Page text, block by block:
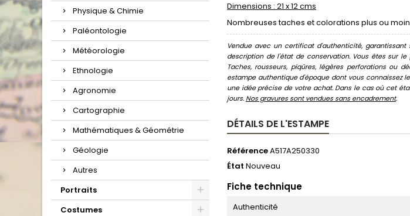
Physique & Chimie
Paléontologie
Météorologie
Ethnologie
Agronomie
Cartographie
Mathématiques & Géométrie
Géologie
Autres
Portraits
Costumes
Dimensions : 21 x 12 cms
Nombreuses taches et colorations plus ou
Vendue avec un certificat d'authenticité,
description de l'état de conservation. Vous êtes sur
Taches, rousseurs, piqûres, légères perforations ou
estampe authentique d'époque dont vous connaissez
une idée précise de votre achat. Dans le cas où cet
jours. Nos gravures sont vendues sans encadrement.
DÉTAILS DE L'ESTAMPE
RéférenceA517A250330
État Nouveau
Fiche technique
Authenticité